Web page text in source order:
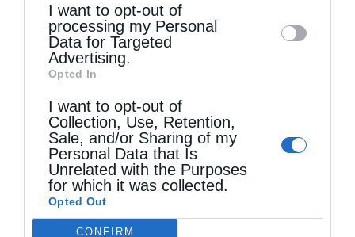
disclose it to other third parties.
I want to opt-out of
processing my Personal
Data for Targeted
Advertising.
Opted In
I want to opt-out of
Collection, Use, Retention,
Sale, and/or Sharing of my
Personal Data that Is
Unrelated with the Purposes
for which it was collected.
Opted Out
CONFIRM